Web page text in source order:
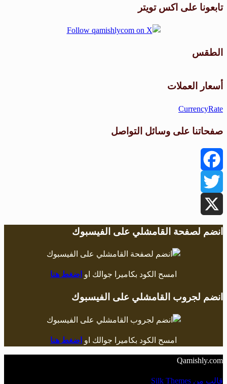
تابعونا على اكس تويتر
الطقس
أسعار العملات
CurrencyRate
صفحاتنا على وسائل التواصل
Facebook
Twitter
X
انضم لصفحة القامشلي على الفيسبوك
امسح الكود بكاميرا جوالك او اضغط هنا
انضم لجروب القامشلي على الفيسبوك
امسح الكود بكاميرا جوالك او اضغط هنا
Qamishly.com
قالب من Silk Themes